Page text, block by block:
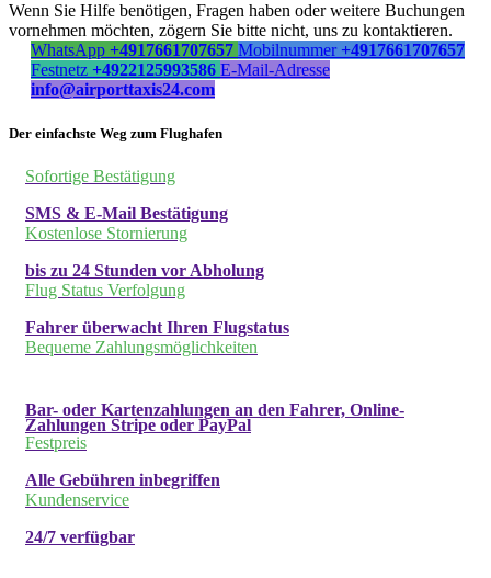
Wenn Sie Hilfe benötigen, Fragen haben oder weitere Buchungen
vornehmen möchten, zögern Sie bitte nicht, uns zu kontaktieren.
WhatsApp +4917661707657 Mobilnummer +4917661707657
Festnetz +4922125993586 E-Mail-Adresse
info@airporttaxis24.com
Der einfachste Weg zum Flughafen
Sofortige Bestätigung
SMS & E-Mail Bestätigung
Kostenlose Stornierung
bis zu 24 Stunden vor Abholung
Flug Status Verfolgung
Fahrer überwacht Ihren Flugstatus
Bequeme Zahlungsmöglichkeiten
Bar- oder Kartenzahlungen an den Fahrer, Online-
Zahlungen Stripe oder PayPal
Festpreis
Alle Gebühren inbegriffen
Kundenservice
24/7 verfügbar